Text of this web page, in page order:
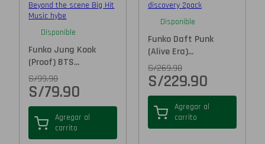
Disponible
Funko Jung Kook
(Proof) BTS...
S/99.90
S/79.90
Agregar al
carrito
Disponible
Funko Daft Punk
(Alive Era)...
S/269.90
S/229.90
Agregar al
carrito